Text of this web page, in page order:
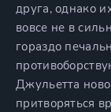
друга, однако
вовсе не в
гораздо
Джульетта
притворяться